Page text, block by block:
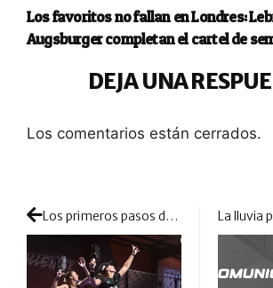
Los favoritos no fallan en Londres:
Augsburger completan el cartel de
DEJA UNA
Los comentarios están cerrados.
Los primeros pasos del cuadro femenino en el Master del Challenger consagran a dos parejas de circunstancias